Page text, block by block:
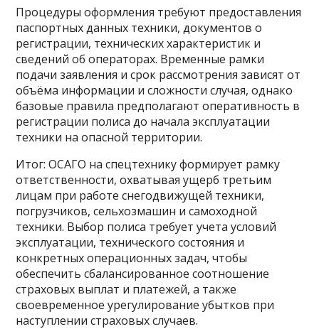
Процедуры оформления требуют предоставления
паспортных данных техники, документов о
регистрации, технических характеристик и
сведений об операторах. Временные рамки
подачи заявления и срок рассмотрения зависят от
объёма информации и сложности случая, однако
базовые правила предполагают оперативность в
регистрации полиса до начала эксплуатации
техники на опасной территории.
Итог: ОСАГО на спецтехнику формирует рамку
ответственности, охватывая ущерб третьим
лицам при работе снегодвижущей техники,
погрузчиков, сельхозмашин и самоходной
техники. Выбор полиса требует учета условий
эксплуатации, технического состояния и
конкретных операционных задач, чтобы
обеспечить сбалансированное соотношение
страховых выплат и платежей, а также
своевременное урегулирование убытков при
наступлении страховых случаев.